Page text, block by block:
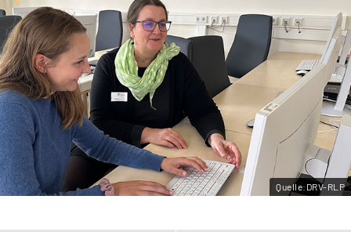
Karriere
Beratungsstellen &
Zuweisende
Suche
Leichte Sprache
Gebärdensprache
Quelle:DRV-RLP